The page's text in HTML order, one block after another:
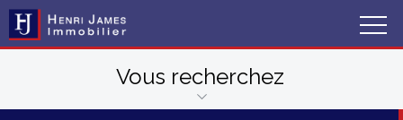
Vous recherchez